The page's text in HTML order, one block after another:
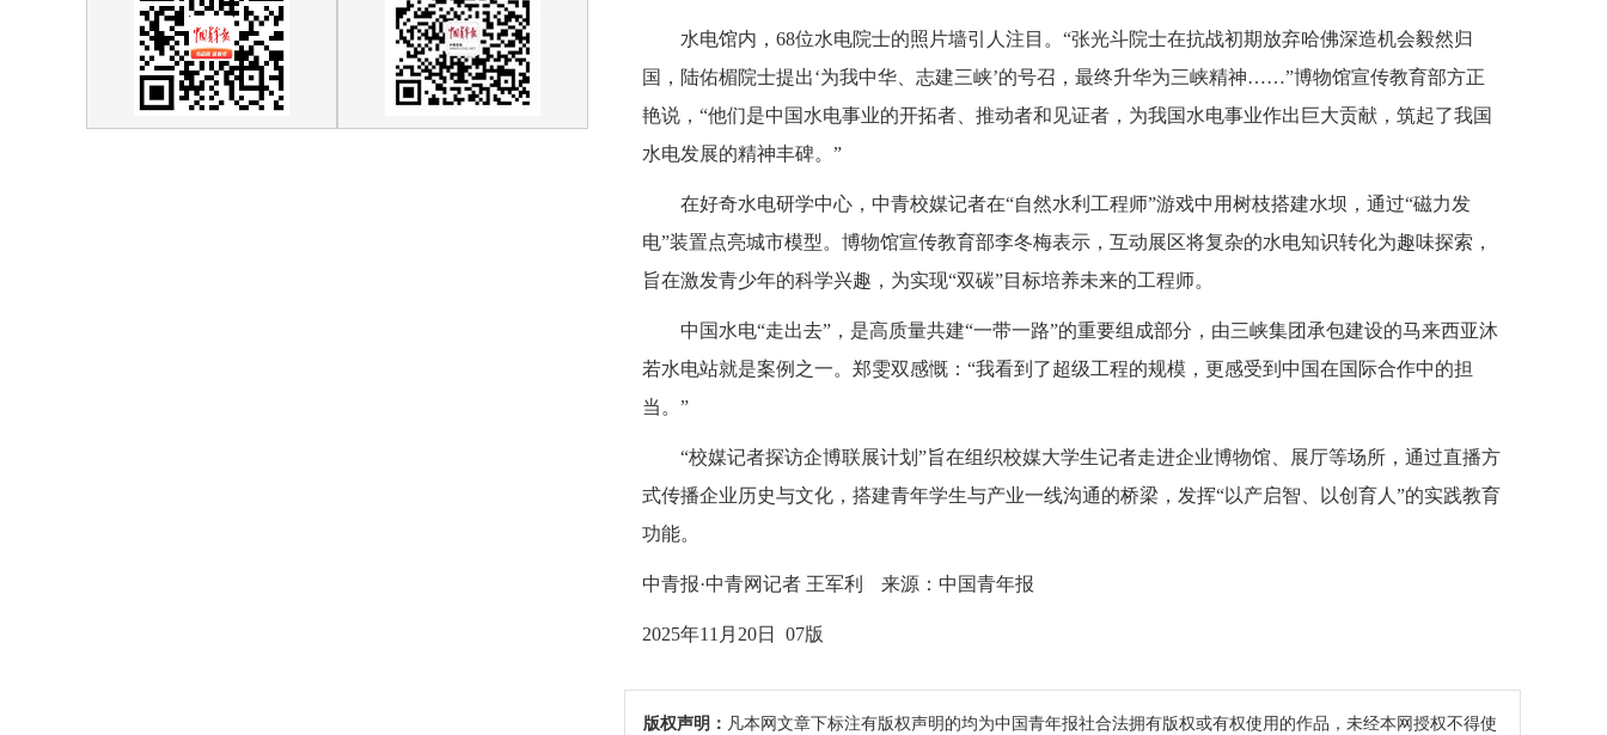
水电馆内，68位水电院士的照片墙引人注目。“张光斗院士在抗战初期放弃哈佛深造机会毅然归
国，陆佑楣院士提出‘为我中华、志建三峡’的号召，最终升华为三峡精神……”博物馆宣传教育部方正
艳说，“他们是中国水电事业的开拓者、推动者和见证者，为我国水电事业作出巨大贡献，筑起了我国
水电发展的精神丰碑。”
在好奇水电研学中心，中青校媒记者在“自然水利工程师”游戏中用树枝搭建水坝，通过“磁力发
电”装置点亮城市模型。博物馆宣传教育部李冬梅表示，互动展区将复杂的水电知识转化为趣味探索，
旨在激发青少年的科学兴趣，为实现“双碳”目标培养未来的工程师。
中国水电“走出去”，是高质量共建“一带一路”的重要组成部分，由三峡集团承包建设的马来西亚沐
若水电站就是案例之一。郑雯双感慨：“我看到了超级工程的规模，更感受到中国在国际合作中的担
当。”
“校媒记者探访企博联展计划”旨在组织校媒大学生记者走进企业博物馆、展厅等场所，通过直播方
式传播企业历史与文化，搭建青年学生与产业一线沟通的桥梁，发挥“以产启智、以创育人”的实践教育
功能。
中青报·中青网记者 王军利 来源：中国青年报
2025年11月20日 07版
版权声明： 凡本网文章下标注有版权声明的均为中国青年报社合法拥有版权或有权使用的作品，未经本网授权不得使